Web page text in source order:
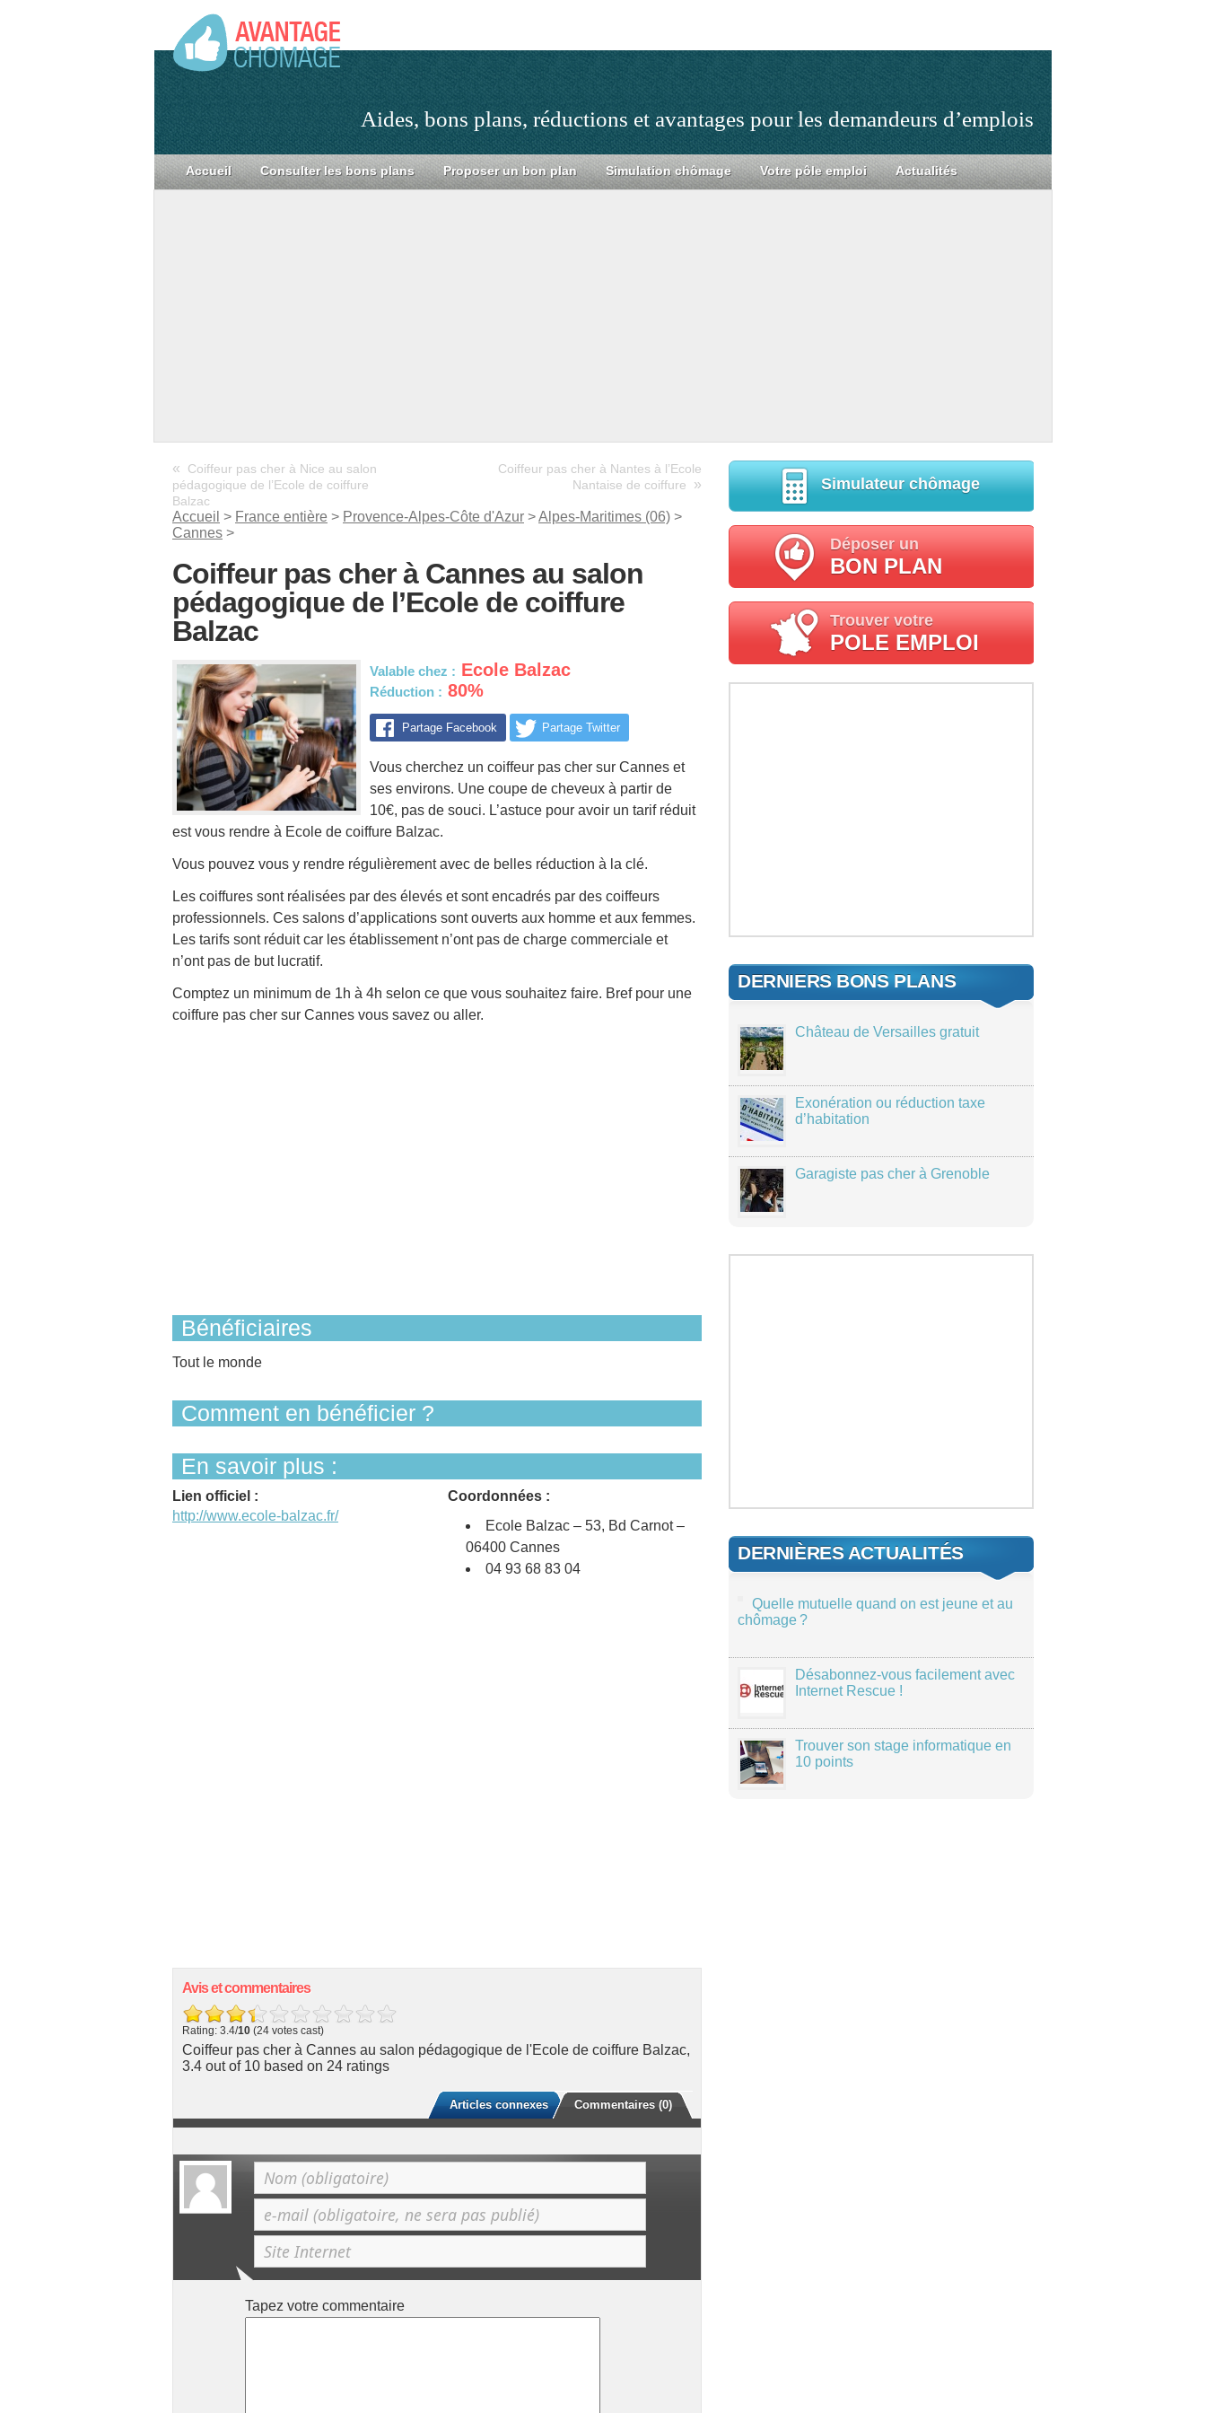
Aides, bons plans, réductions et avantages pour les demandeurs d’emplois
Accueil Consulter les bons plans Proposer un bon plan Simulation chômage Votre pôle emploi Actualités
«
Coiffeur pas cher à Nice au salon
pédagogique de l’Ecole de coiffure
Balzac
Coiffeur pas cher à Nantes à l’Ecole
Nantaise de coiffure
»
Accueil > France entière > Provence-Alpes-Côte d'Azur >Alpes-Maritimes (06) >
Cannes >
Coiffeur pas cher à Cannes au salon
pédagogique de l’Ecole de coiffure
Balzac
Valable chez : Ecole Balzac
Réduction : 80%
Partage Facebook Partage Twitter
Vous cherchez un coiffeur pas cher sur Cannes et
ses environs. Une coupe de cheveux à partir de
10€, pas de souci. L’astuce pour avoir un tarif réduit
est vous rendre à Ecole de coiffure Balzac.
Vous pouvez vous y rendre régulièrement avec de belles réduction à la clé.
Les coiffures sont réalisées par des élevés et sont encadrés par des coiffeurs
professionnels. Ces salons d’applications sont ouverts aux homme et aux femmes.
Les tarifs sont réduit car les établissement n’ont pas de charge commerciale et
n’ont pas de but lucratif.
Comptez un minimum de 1h à 4h selon ce que vous souhaitez faire. Bref pour une
coiffure pas cher sur Cannes vous savez ou aller.
Bénéficiaires
Tout le monde
Comment en bénéficier ?
En savoir plus :
Lien officiel :
http://www.ecole-balzac.fr/
Coordonnées :
Ecole Balzac – 53, Bd Carnot –
06400 Cannes
04 93 68 83 04
Avis et commentaires
Rating: 3.4/10 (24 votes cast)
Coiffeur pas cher à Cannes au salon pédagogique de l'Ecole de coiffure Balzac,
3.4 out of 10 based on 24 ratings
Commentaires (0)
Articles connexes
Tapez votre commentaire
Simulateur chômage
Déposer un
BON PLAN
Trouver votre
POLE EMPLOI
DERNIERS BONS PLANS
Château de Versailles gratuit
Exonération ou réduction taxe
d’habitation
Garagiste pas cher à Grenoble
DERNIÈRES ACTUALITÉS
Quelle mutuelle quand on est jeune et au
chômage ?
Désabonnez-vous facilement avec
Internet Rescue !
Trouver son stage informatique en
10 points